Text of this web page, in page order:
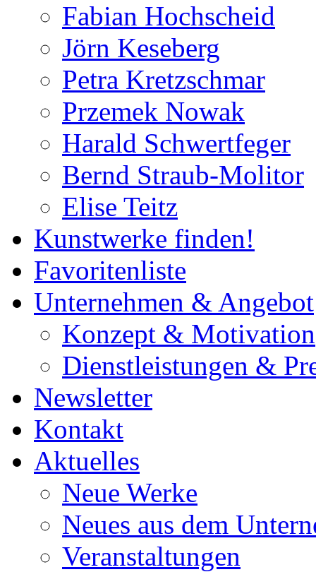
Fabian Hochscheid
Jörn Keseberg
Petra Kretzschmar
Przemek Nowak
Harald Schwertfeger
Bernd Straub-Molitor
Elise Teitz
Kunstwerke finden!
Favoritenliste
Unternehmen & Angebot
Konzept & Motivation
Dienstleistungen &
Newsletter
Kontakt
Aktuelles
Neue Werke
Neues aus dem
Veranstaltungen